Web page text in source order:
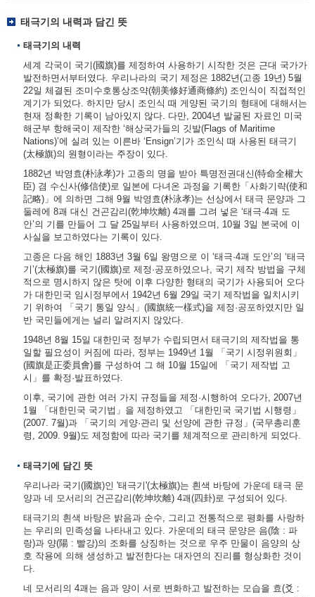
태극기의 내력과 담긴 뜻
태극기의 내력
세계 각국이 국기(國旗)를 제정하여 사용하기 시작한 것은 근대 국가가
발전하면서부터였다. 우리나라의 국기 제정은 1882년(고종 19년) 5월
22일 체결된 조미수호통상조약(朝美修好通商條約) 조인식이 직접적인
계기가 되었다. 하지만 당시 조인식 때 게양된 국기의 형태에 대해서는
현재 정확한 기록이 남아있지 않다. 다만, 2004년 발굴된 자료인 미국
해군부 항해국이 제작한 ‘해상국가들의 깃발(Flags of Maritime
Nations)’에 실려 있는 이른바 ‘Ensign’기가 조인식 때 사용된 태극기
(太極旗)의 원형이라는 주장이 있다.
1882년 박영효(朴泳孝)가 고종의 명을 받아 특명전권대신(特命全權大
臣) 겸 수신사(修信使)로 일본에 다녀온 과정을 기록한「사화기략(使和
記略)」에 의하면 그해 9월 박영효(朴泳孝)는 선상에서 태극 문양과 그
둘레에 8괘 대신 건곤감리(乾坤坎離) 4괘를 그려 넣은 ‘태극·4괘 도
안’의 기를 만들어 그 달 25일부터 사용하였으며, 10월 3일 본국에 이
사실을 보고하였다는 기록이 있다.
고종은 다음 해인 1883년 3월 6일 왕명으로 이 ‘태극·4괘 도안’의 ‘태극
기’(太極旗)를 국기(國旗)로 제정·공포하였으나, 국기 제작 방법을 구체
적으로 명시하지 않은 탓에 이후 다양한 형태의 국기가 사용되어 오다
가 대한민국 임시정부에서 1942년 6월 29일 국기 제작법을 일치시키
기 위하여 「국기 통일 양식」(國旗統一樣式)을 제정·공포하였지만 일
반 국민들에게는 널리 알려지지 않았다.
1948년 8월 15일 대한민국 정부가 수립되면서 태극기의 제작법을 통
일할 필요성이 커짐에 따라, 정부는 1949년 1월 「국기 시정위원회」
(國旗是正委員會)를 구성하여 그 해 10월 15일에 「국기 제작법 고
시」를 확정·발표하였다.
이후, 국기에 관한 여러 가지 규정들을 제정·시행하여 오다가, 2007년
1월 「대한민국 국기법」을 제정하였고 「대한민국 국기법 시행령」
(2007. 7월)과 「국기의 게양·관리 및 선양에 관한 규정」(국무총리훈
령, 2009. 9월)도 제정함에 따라 국기를 체계적으로 관리하게 되었다.
태극기에 담긴 뜻
우리나라 국기(國旗)인 '태극기'(太極旗)는 흰색 바탕에 가운데 태극 문
양과 네 모서리의 건곤감리(乾坤坎離) 4괘(四卦)로 구성되어 있다.
태극기의 흰색 바탕은 밝음과 순수, 그리고 전통적으로 평화를 사랑하
는 우리의 민족성을 나타내고 있다. 가운데의 태극 문양은 음(陰 : 파
랑)과 양(陽 : 빨강)의 조화를 상징하는 것으로 우주 만물이 음양의 상
호 작용에 의해 생성하고 발전한다는 대자연의 진리를 형상화한 것이
다.
네 모서리의 4괘는 음과 양이 서로 변화하고 발전하는 모습을 효(爻 :